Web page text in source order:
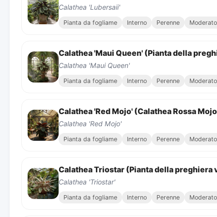
Calathea 'Lubersaii'
Pianta da fogliame Interno Perenne Moderato
Calathea 'Maui Queen' (Pianta della
Calathea 'Maui Queen'
Pianta da fogliame Interno Perenne Moderato
Calathea 'Red Mojo' (Calathea Rossa
Calathea 'Red Mojo'
Pianta da fogliame Interno Perenne Moderato
Calathea Triostar (Pianta della preghiera
Calathea 'Triostar'
Pianta da fogliame Interno Perenne Moderato